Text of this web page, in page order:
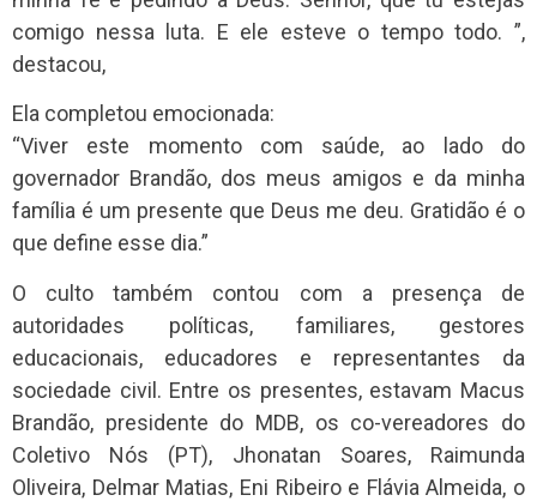
comigo nessa luta. E ele esteve o tempo todo. ”,
destacou,
Ela completou emocionada:
“Viver este momento com saúde, ao lado do
governador Brandão, dos meus amigos e da minha
família é um presente que Deus me deu. Gratidão é o
que define esse dia.”
O culto também contou com a presença de
autoridades políticas, familiares, gestores
educacionais, educadores e representantes da
sociedade civil. Entre os presentes, estavam Macus
Brandão, presidente do MDB, os co-vereadores do
Coletivo Nós (PT), Jhonatan Soares, Raimunda
Oliveira, Delmar Matias, Eni Ribeiro e Flávia Almeida, o